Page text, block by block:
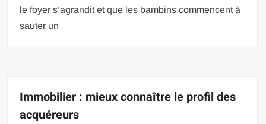
le foyer s’agrandit et que les bambins commencent à
sauter un
Immobilier : mieux connaître le profil des
acquéreurs